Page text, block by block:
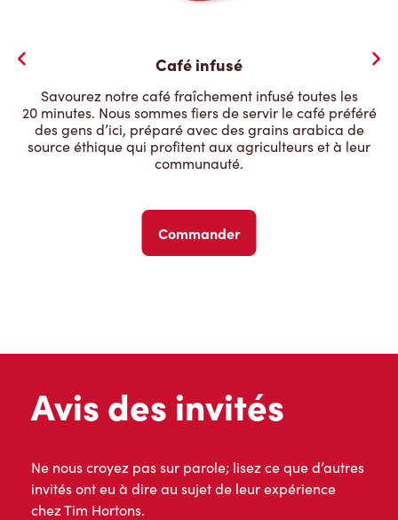
Café infusé
Savourez notre café fraîchement infusé toutes les
20 minutes. Nous sommes fiers de servir le café préféré
des gens d’ici, préparé avec des grains arabica de
source éthique qui profitent aux agriculteurs et à leur
communauté.
Commander
Avis des invités
Ne nous croyez pas sur parole; lisez ce que d’autres
invités ont eu à dire au sujet de leur expérience
chez Tim Hortons.